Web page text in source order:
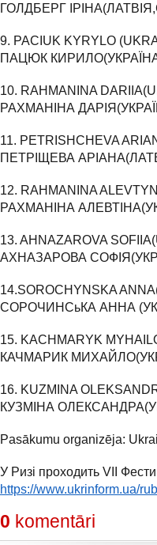
ГОЛДБЕРГ
9. PACIUK KYRYLO
ПАЦЮК
10. RAHMANINA
РАХМАНІНА
11. PETRISHCHEVA
ПЕТРІЩЕВА
12. RAHMANINA
РАХМАНІНА
13. AHNAZAROVA
АХНАЗАРОВА
14.SOROCHYNSKA
СОРОЧИНСьКА АННА
15. KACHMARYK
КАЧМАРИК
16. KUZMINA
КУЗМІНА
Pasākumu organizēja:
У Ризі проходить VІI
https://www.ukrinform.ua/
0 komentāri